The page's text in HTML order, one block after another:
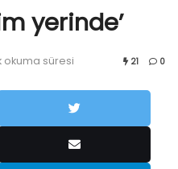
yerinde’
okuma süresi 21 0